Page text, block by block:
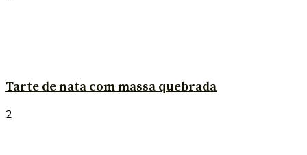
Tarte de nata com massa quebrada
2